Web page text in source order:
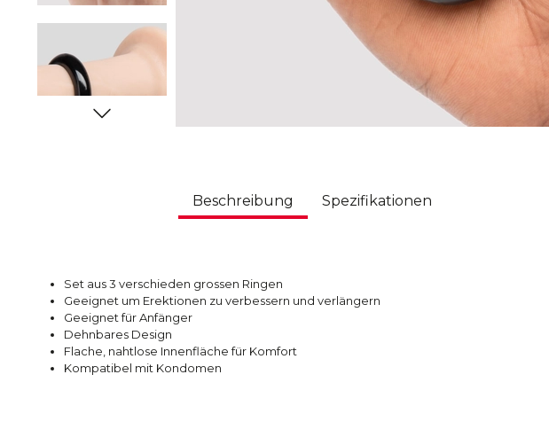
Beschreibung Spezifikationen
Set aus 3 verschieden grossen Ringen
Geeignet um Erektionen zu verbessern und verlängern
Geeignet für Anfänger
Dehnbares Design
Flache, nahtlose Innenfläche für Komfort
Kompatibel mit Kondomen